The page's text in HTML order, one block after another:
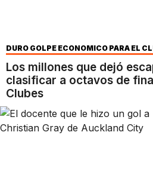
DURO GOLPE ECONÓMICO PARA EL
Los millones que dejó
clasificar a octavos de
Clubes